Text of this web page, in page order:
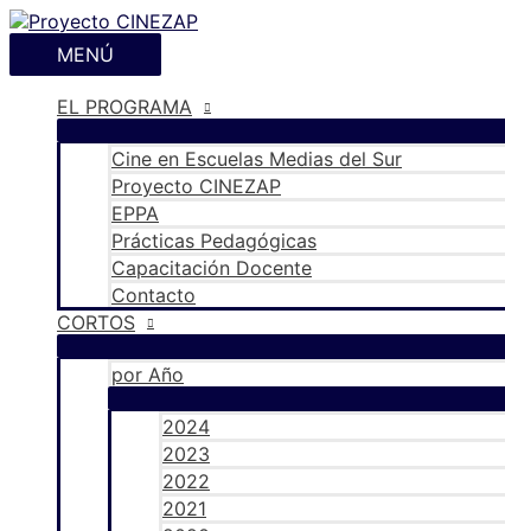
Ir
contenido
MENÚ
MENÚ
EL PROGRAMA
Cine en Escuelas Medias del Sur
Proyecto CINEZAP
EPPA
Prácticas Pedagógicas
Capacitación Docente
Contacto
CORTOS
por Año
2024
2023
2022
2021